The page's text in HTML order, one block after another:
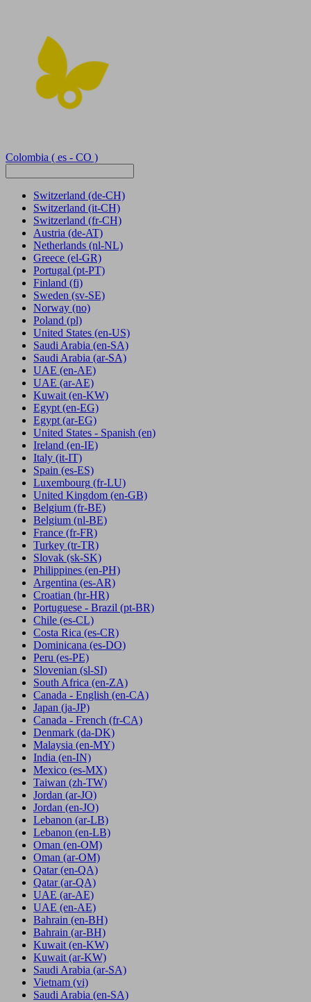
Colombia ( es - CO )
Switzerland (de-CH)
Switzerland (it-CH)
Switzerland (fr-CH)
Austria (de-AT)
Netherlands (nl-NL)
Greece (el-GR)
Portugal (pt-PT)
Finland (fi)
Sweden (sv-SE)
Norway (no)
Poland (pl)
United States (en-US)
Saudi Arabia (en-SA)
Saudi Arabia (ar-SA)
UAE (en-AE)
UAE (ar-AE)
Kuwait (en-KW)
Egypt (en-EG)
Egypt (ar-EG)
United States - Spanish (en)
Ireland (en-IE)
Italy (it-IT)
Spain (es-ES)
Luxembourg (fr-LU)
United Kingdom (en-GB)
Belgium (fr-BE)
Belgium (nl-BE)
France (fr-FR)
Turkey (tr-TR)
Slovak (sk-SK)
Philippines (en-PH)
Argentina (es-AR)
Croatian (hr-HR)
Portuguese - Brazil (pt-BR)
Chile (es-CL)
Costa Rica (es-CR)
Dominicana (es-DO)
Peru (es-PE)
Slovenian (sl-SI)
South Africa (en-ZA)
Canada - English (en-CA)
Japan (ja-JP)
Canada - French (fr-CA)
Denmark (da-DK)
Malaysia (en-MY)
India (en-IN)
Mexico (es-MX)
Taiwan (zh-TW)
Jordan (ar-JO)
Jordan (en-JO)
Lebanon (ar-LB)
Lebanon (en-LB)
Oman (en-OM)
Oman (ar-OM)
Qatar (en-QA)
Qatar (ar-QA)
UAE (ar-AE)
UAE (en-AE)
Bahrain (en-BH)
Bahrain (ar-BH)
Kuwait (en-KW)
Kuwait (ar-KW)
Saudi Arabia (ar-SA)
Vietnam (vi)
Saudi Arabia (en-SA)